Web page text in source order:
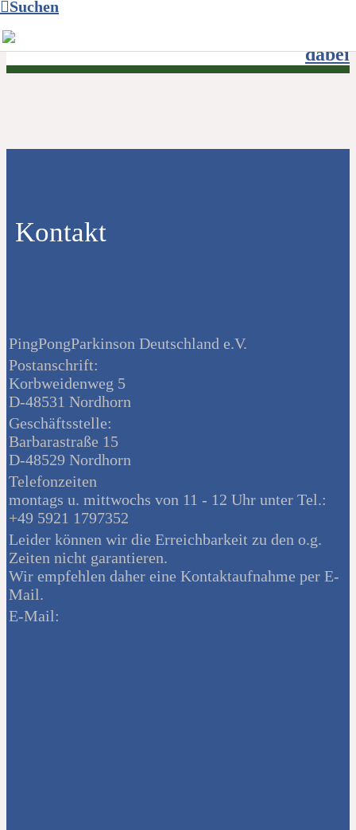
Suchen
dabei
Kontakt
PingPongParkinson Deutschland e.V.
Postanschrift:
Korbweidenweg 5
D-48531 Nordhorn
Geschäftsstelle:
Barbarastraße 15
D-48529 Nordhorn
Telefonzeiten
montags u. mittwochs von 11 - 12 Uhr unter Tel.:
+49 5921 1797352
Leider können wir die Erreichbarkeit zu den o.g.
Zeiten nicht garantieren.
Wir empfehlen daher eine Kontaktaufnahme per E-
Mail.
E-Mail: